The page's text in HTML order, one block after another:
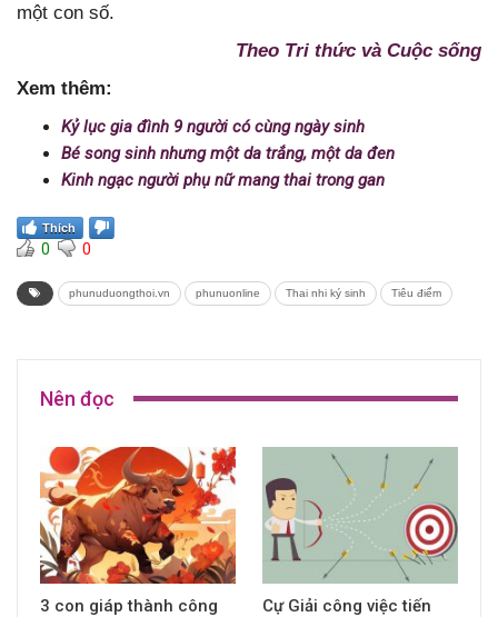
một con số.
Theo Tri thức và Cuộc sống
Xem thêm:
Kỷ lục gia đình 9 người có cùng ngày sinh
Bé song sinh nhưng một da trắng, một da đen
Kinh ngạc người phụ nữ mang thai trong gan
Thích
0 0
phunuduongthoi.vn phunuonline Thai nhi ký sinh Tiêu điểm
Nên đọc
3 con giáp thành công
Cự Giải công việc tiến